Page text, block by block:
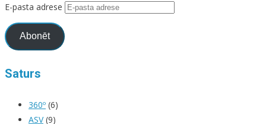
E-pasta adrese
Abonēt
Saturs
360º (6)
ASV(9)